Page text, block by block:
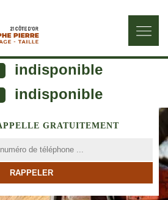
indisponible
indisponible
GRATUITEMENT